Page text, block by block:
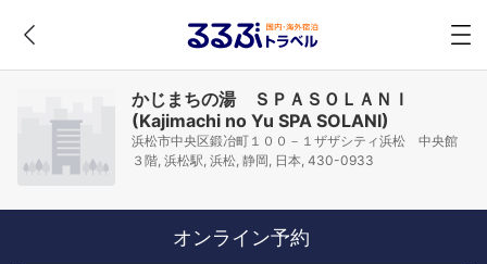
かじまちの湯 ＳＰＡＳＯＬＡＮＩ
(Kajimachi no Yu SPA SOLANI)
浜松市中央区鍛冶町１００－１ザザシティ浜松 中央館
３階, 浜松駅, 浜松, 静岡, 日本, 430-0933
オンライン予約